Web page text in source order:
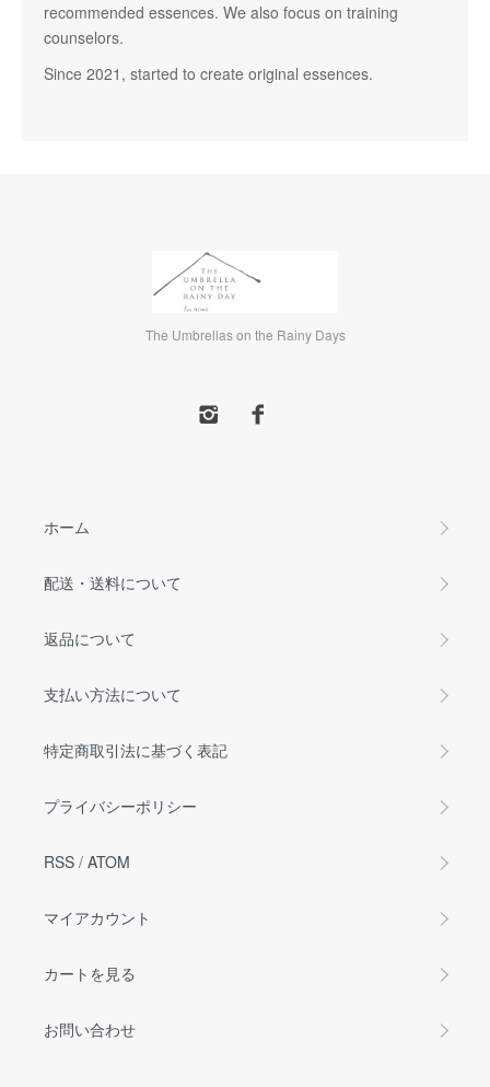
recommended essences. We also focus on training
counselors.
Since 2021, started to create original essences.
The Umbrellas on the Rainy Days
ホーム
配送・送料について
返品について
支払い方法について
特定商取引法に基づく表記
プライバシーポリシー
RSS / ATOM
マイアカウント
カートを見る
お問い合わせ